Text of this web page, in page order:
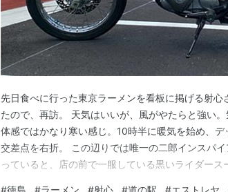
先日食べに行った東京ラーメンを看板に掲げる射心
たので、再訪。 天気はいいが、風がやたらと強い
体感ではかなり寒い感じ。10時半に暖気を始め、
交差点を右折。 この辺りでは唯一の二郎インスパ
っていると、店の前で一服している黒いライダース